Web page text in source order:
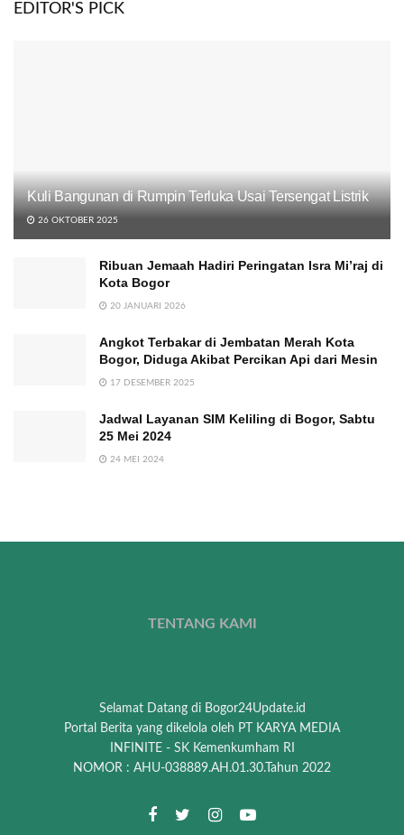
EDITOR'S PICK
Kuli Bangunan di Rumpin Terluka Usai Tersengat Listrik
26 OKTOBER 2025
Ribuan Jemaah Hadiri Peringatan Isra Mi’raj di
Kota Bogor
20 JANUARI 2026
Angkot Terbakar di Jembatan Merah Kota
Bogor, Diduga Akibat Percikan Api dari Mesin
17 DESEMBER 2025
Jadwal Layanan SIM Keliling di Bogor, Sabtu
25 Mei 2024
24 MEI 2024
TENTANG KAMI
Selamat Datang di Bogor24Update.id
Portal Berita yang dikelola oleh PT KARYA MEDIA
INFINITE - SK Kemenkumham RI
NOMOR : AHU-038889.AH.01.30.Tahun 2022